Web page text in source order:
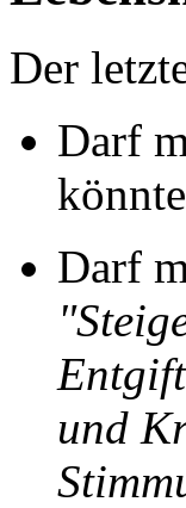
Der
Darf
Darf
und